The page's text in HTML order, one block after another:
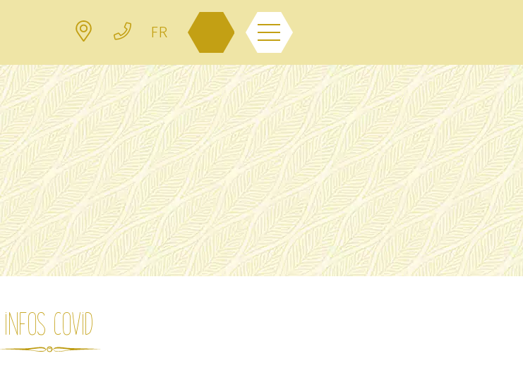
Votre hébergement :
RECHERCHER
Emplacements
LocalisationContactFR
Menu
Infos Covid